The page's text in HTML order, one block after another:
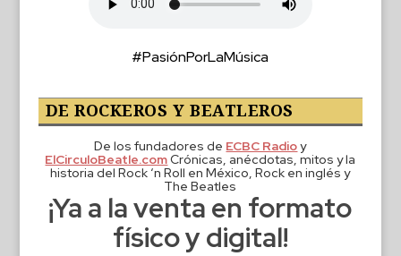
#PasiónPorLaMúsica
DE ROCKEROS Y BEATLEROS
De los fundadores de ECBC Radioy
ElCirculoBeatle.comCrónicas, anécdotas, mitos y la
historia del Rock ‘n Roll en México, Rock en inglés y
The Beatles
¡Ya a la venta en formato
físico y digital!